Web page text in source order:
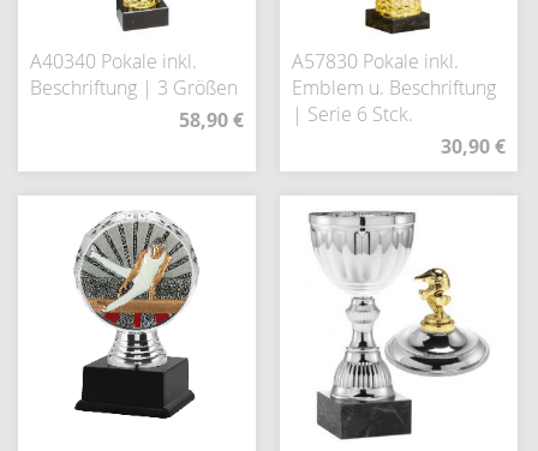
A40340 Pokale inkl.
Beschriftung | 3 Größen
58,90 €
A57830 Pokale inkl.
Emblem u. Beschriftung
| Serie 6 Stck.
30,90 €